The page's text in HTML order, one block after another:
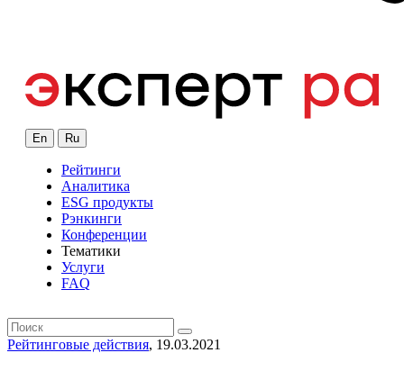
En Ru
Рейтинги
Аналитика
ESG продукты
Рэнкинги
Конференции
Тематики
Услуги
FAQ
Рейтинговые действия, 19.03.2021